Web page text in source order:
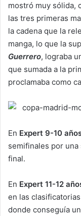
mostró muy sólida,
las tres primeras
la cadena que la
manga, lo que la
Guerrero, lograba
que sumada a la
proclamaba como
En Expert 9-10
semifinales por una
final.
En Expert 11-12
en las
donde conseguía